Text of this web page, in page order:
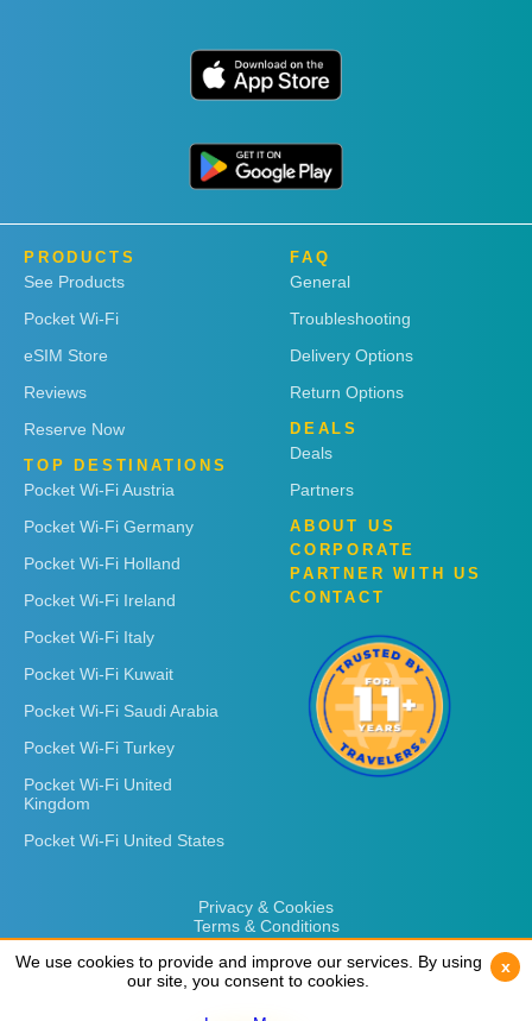
PRODUCTS
See Products
Pocket Wi-Fi
eSIM Store
Reviews
Reserve Now
TOP DESTINATIONS
Pocket Wi-Fi Austria
Pocket Wi-Fi Germany
Pocket Wi-Fi Holland
Pocket Wi-Fi Ireland
Pocket Wi-Fi Italy
Pocket Wi-Fi Kuwait
Pocket Wi-Fi Saudi Arabia
Pocket Wi-Fi Turkey
Pocket Wi-Fi United
Kingdom
Pocket Wi-Fi United States
FAQ
General
Troubleshooting
Delivery Options
Return Options
DEALS
Deals
Partners
ABOUT US
CORPORATE
PARTNER WITH US
CONTACT
Privacy & Cookies
Terms & Conditions
We use cookies to provide and improve our services. By using
our site, you consent to cookies.
x
We use cookies to provide and improve our services. By using
our site, you consent to cookies.
x